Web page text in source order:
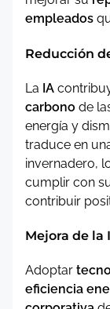
empleados
Reducción
La IA
carbono de
energía y
traduce en
invernadero,
cumplir con
contribuir
Mejora de la
Adoptar
eficiencia